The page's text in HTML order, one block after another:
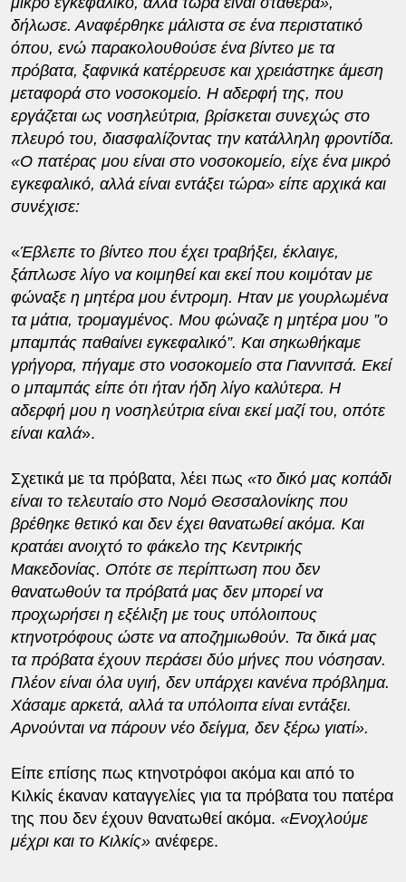
δήλωσε. Αναφέρθηκε μάλιστα σε ένα περιστατικό
όπου, ενώ παρακολουθούσε ένα βίντεο με τα
πρόβατα, ξαφνικά κατέρρευσε και χρειάστηκε άμεση
μεταφορά στο νοσοκομείο. Η αδερφή της, που
εργάζεται ως νοσηλεύτρια, βρίσκεται συνεχώς στο
πλευρό του, διασφαλίζοντας την κατάλληλη φροντίδα.
«Ο πατέρας μου είναι στο νοσοκομείο, είχε ένα μικρό
εγκεφαλικό, αλλά είναι εντάξει τώρα» είπε αρχικά και
συνέχισε:
«Έβλεπε το βίντεο που έχει τραβήξει, έκλαιγε,
ξάπλωσε λίγο να κοιμηθεί και εκεί που κοιμόταν με
φώναξε η μητέρα μου έντρομη. Ηταν με γουρλωμένα
τα μάτια, τρομαγμένος. Μου φώναζε η μητέρα μου ”ο
μπαμπάς παθαίνει εγκεφαλικό”. Και σηκωθήκαμε
γρήγορα, πήγαμε στο νοσοκομείο στα Γιαννιτσά. Εκεί
ο μπαμπάς είπε ότι ήταν ήδη λίγο καλύτερα. Η
αδερφή μου η νοσηλεύτρια είναι εκεί μαζί του, οπότε
είναι καλά».
Σχετικά με τα πρόβατα, λέει πως «το δικό μας κοπάδι
είναι το τελευταίο στο Νομό Θεσσαλονίκης που
βρέθηκε θετικό και δεν έχει θανατωθεί ακόμα. Και
κρατάει ανοιχτό το φάκελο της Κεντρικής
Μακεδονίας. Οπότε σε περίπτωση που δεν
θανατωθούν τα πρόβατά μας δεν μπορεί να
προχωρήσει η εξέλιξη με τους υπόλοιπους
κτηνοτρόφους ώστε να αποζημιωθούν. Τα δικά μας
τα πρόβατα έχουν περάσει δύο μήνες που νόσησαν.
Πλέον είναι όλα υγιή, δεν υπάρχει κανένα πρόβλημα.
Χάσαμε αρκετά, αλλά τα υπόλοιπα είναι εντάξει.
Αρνούνται να πάρουν νέο δείγμα, δεν ξέρω γιατί».
Είπε επίσης πως κτηνοτρόφοι ακόμα και από το
Κιλκίς έκαναν καταγγελίες για τα πρόβατα του πατέρα
της που δεν έχουν θανατωθεί ακόμα. «Ενοχλούμε
μέχρι και το Κιλκίς»ανέφερε.